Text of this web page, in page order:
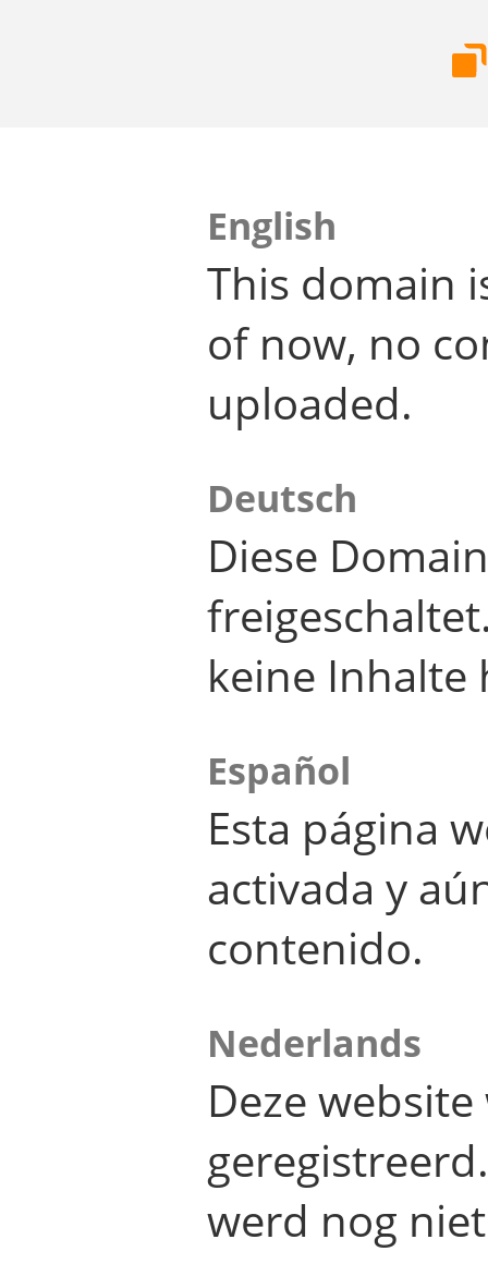
English
This domain
of now, no
uploaded.
Deutsch
Diese
keine Inhalte
Español
Esta página
activada y
contenido.
Nederlands
Deze
werd nog